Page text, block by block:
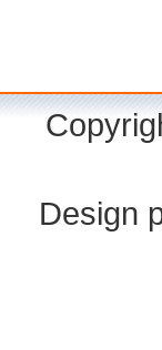
Design